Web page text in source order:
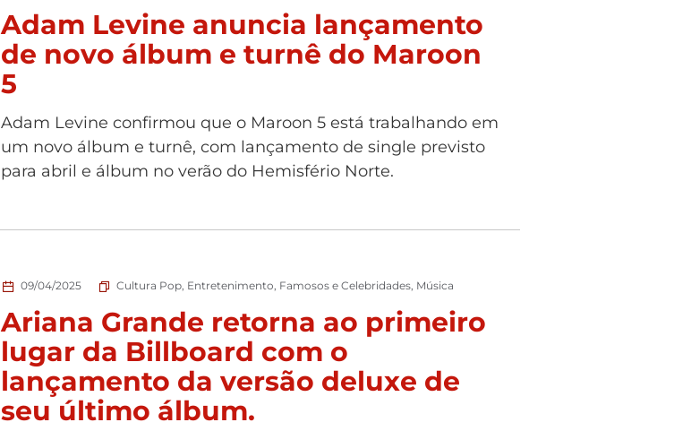
Adam Levine anuncia lançamento
de novo álbum e turnê do Maroon
5
Adam Levine confirmou que o Maroon 5 está trabalhando em
um novo álbum e turnê, com lançamento de single previsto
para abril e álbum no verão do Hemisfério Norte.
09/04/2025 Cultura Pop, Entretenimento, Famosos e Celebridades, Música
Ariana Grande retorna ao primeiro
lugar da Billboard com o
lançamento da versão deluxe de
seu último álbum.